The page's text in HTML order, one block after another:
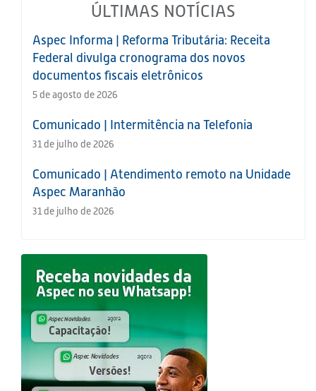
ÚLTIMAS NOTÍCIAS
Aspec Informa | Reforma Tributária: Receita
Federal divulga cronograma dos novos
documentos fiscais eletrônicos
5 de agosto de 2026
Comunicado | Intermitência na Telefonia
31 de julho de 2026
Comunicado | Atendimento remoto na Unidade
Aspec Maranhão
31 de julho de 2026